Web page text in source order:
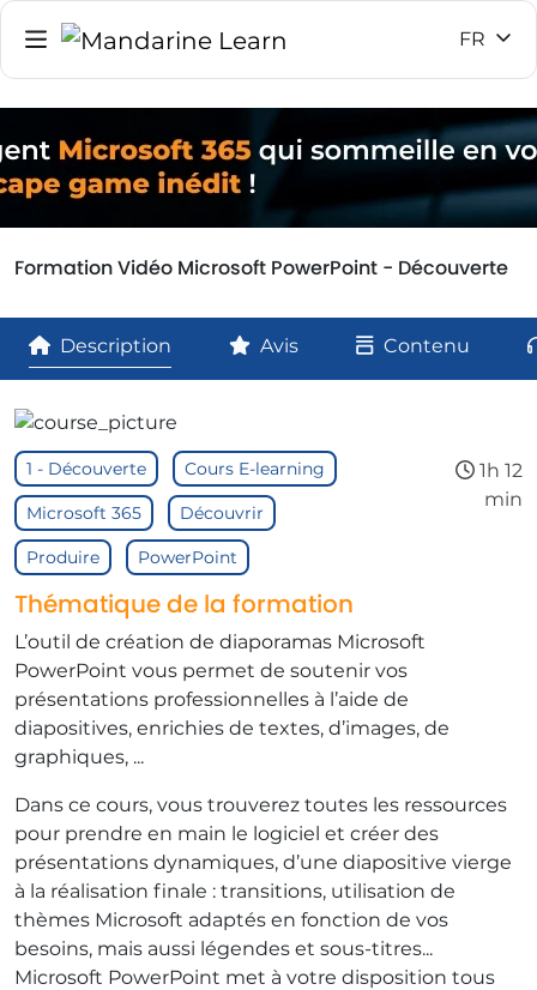
FR
Formation Vidéo Microsoft PowerPoint - Découverte
Description Avis Contenu
Thématique de la formation
L’outil de création de diaporamas Microsoft
PowerPoint vous permet de soutenir vos
présentations professionnelles à l’aide de
diapositives, enrichies de textes, d’images, de
graphiques, ...
Dans ce cours, vous trouverez toutes les ressources
pour prendre en main le logiciel et créer des
présentations dynamiques, d’une diapositive vierge
à la réalisation finale : transitions, utilisation de
thèmes Microsoft adaptés en fonction de vos
besoins, mais aussi légendes et sous-titres...
Microsoft PowerPoint met à votre disposition tous
1 - Découverte Cours E-learning
Microsoft 365 Découvrir
Produire PowerPoint
1h 12
min